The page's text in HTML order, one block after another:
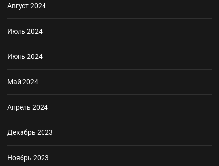
Август 2024
Июль 2024
Июнь 2024
Май 2024
Апрель 2024
Декабрь 2023
Ноябрь 2023